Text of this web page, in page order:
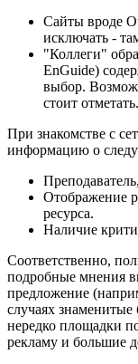
Сайты вроде
исключать -
"Коллеги"
EnGuide)
выбор.
стоит отметать.
При знакомстве с
информацию о
Отображение
ресурса.
Наличие
Соответственно,
подробные мнения
предложение
случаях
нередко площадки
рекламу и большие